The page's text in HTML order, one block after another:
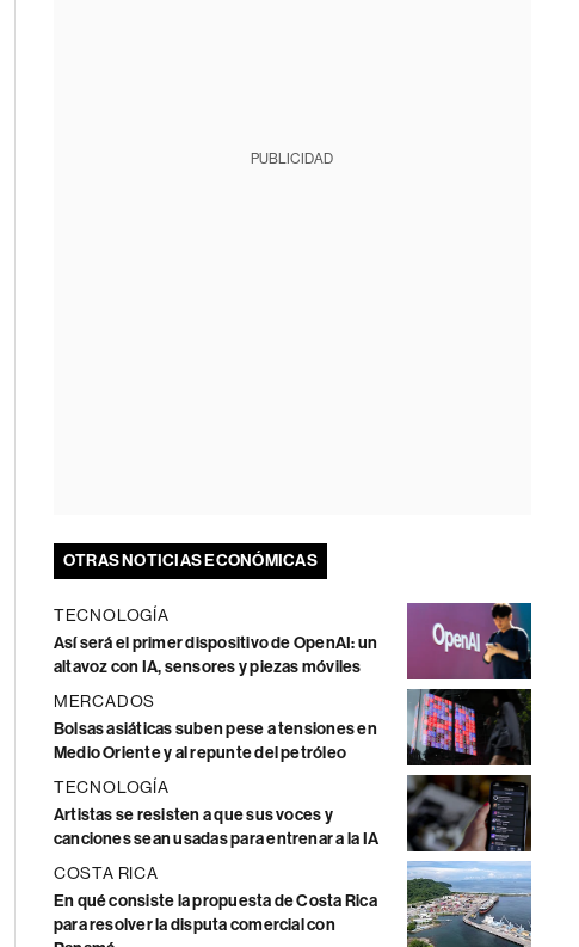
PUBLICIDAD
OTRAS NOTICIAS ECONÓMICAS
TECNOLOGÍA
Así será el primer dispositivo de OpenAI: un
altavoz con IA, sensores y piezas móviles
MERCADOS
Bolsas asiáticas suben pese a tensiones en
Medio Oriente y al repunte del petróleo
TECNOLOGÍA
Artistas se resisten a que sus voces y
canciones sean usadas para entrenar a la IA
COSTA RICA
En qué consiste la propuesta de Costa Rica
para resolver la disputa comercial con